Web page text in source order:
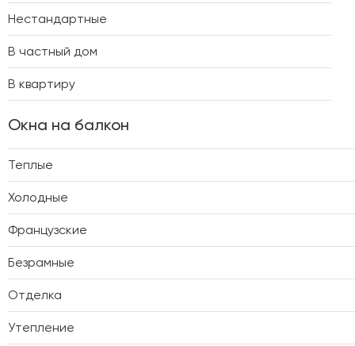
Нестандартные
В частный дом
В квартиру
Окна на балкон
Теплые
Холодные
Французские
Безрамные
Отделка
Утепление